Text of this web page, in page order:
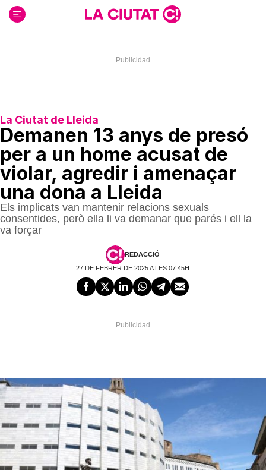
contenido
La Ciutat de Lleida
Demanen 13 anys de presó
per a un home acusat de
violar, agredir i amenaçar
una dona a Lleida
Els implicats van mantenir relacions sexuals
consentides, però ella li va demanar que parés i ell la
va forçar
REDACCIÓ
27 DE FEBRER DE 2025 A LES 07:45H